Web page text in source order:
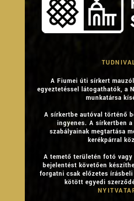
A Fiumei úti sírkert
egyeztetéssel látogathatók, a
munkatársa
A sírkertbe autóval történő
ingyenes. A sírkertben a
szabályainak megtartása
kerékpárral
A temető területén fotó vagy
bejelentést követően
forgatni csak előzetes
kötött egyedi